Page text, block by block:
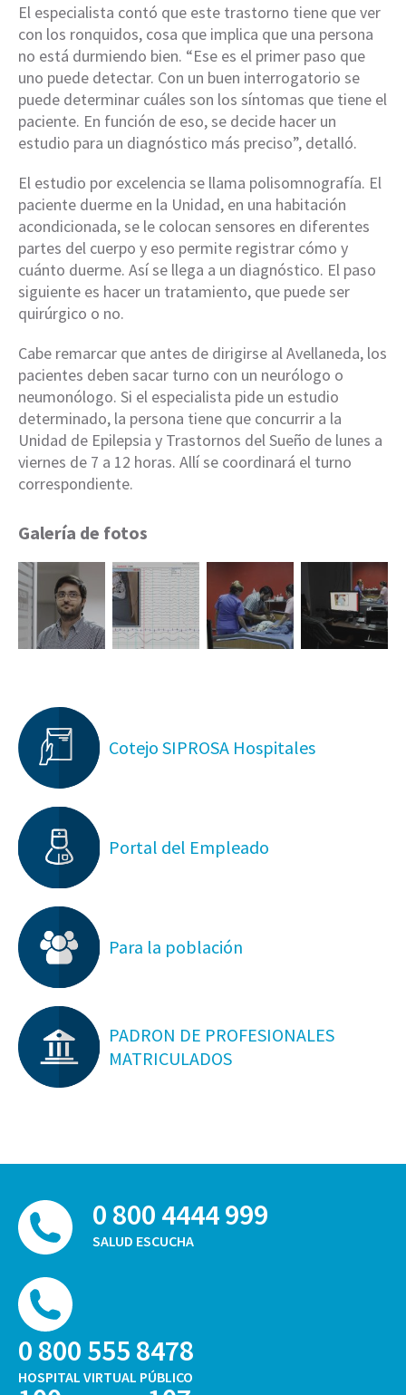
El especialista contó que este trastorno tiene que ver
con los ronquidos, cosa que implica que una persona
no está durmiendo bien. “Ese es el primer paso que
uno puede detectar. Con un buen interrogatorio se
puede determinar cuáles son los síntomas que tiene el
paciente. En función de eso, se decide hacer un
estudio para un diagnóstico más preciso”, detalló.
El estudio por excelencia se llama polisomnografía. El
paciente duerme en la Unidad, en una habitación
acondicionada, se le colocan sensores en diferentes
partes del cuerpo y eso permite registrar cómo y
cuánto duerme. Así se llega a un diagnóstico. El paso
siguiente es hacer un tratamiento, que puede ser
quirúrgico o no.
Cabe remarcar que antes de dirigirse al Avellaneda, los
pacientes deben sacar turno con un neurólogo o
neumonólogo. Si el especialista pide un estudio
determinado, la persona tiene que concurrir a la
Unidad de Epilepsia y Trastornos del Sueño de lunes a
viernes de 7 a 12 horas. Allí se coordinará el turno
correspondiente.
Galería de fotos
Cotejo SIPROSA Hospitales
Portal del Empleado
Para la población
PADRON DE PROFESIONALES
MATRICULADOS
0 800 4444 999
SALUD ESCUCHA
0 800 555 8478
HOSPITAL VIRTUAL PÚBLICO